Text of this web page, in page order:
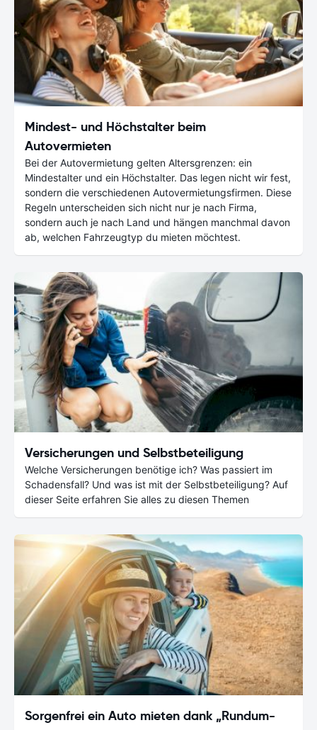
Mindest- und Höchstalter beim
Autovermieten
Bei der Autovermietung gelten Altersgrenzen: ein
Mindestalter und ein Höchstalter. Das legen nicht wir fest,
sondern die verschiedenen Autovermietungsfirmen. Diese
Regeln unterscheiden sich nicht nur je nach Firma,
sondern auch je nach Land und hängen manchmal davon
ab, welchen Fahrzeugtyp du mieten möchtest.
Versicherungen und Selbstbeteiligung
Welche Versicherungen benötige ich? Was passiert im
Schadensfall? Und was ist mit der Selbstbeteiligung? Auf
dieser Seite erfahren Sie alles zu diesen Themen
Sorgenfrei ein Auto mieten dank „Rundum-